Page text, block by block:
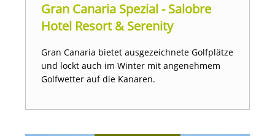
Gran Canaria Spezial - Salobre
Hotel Resort & Serenity
Gran Canaria bietet ausgezeichnete Golfplätze
und lockt auch im Winter mit angenehmem
Golfwetter auf die Kanaren.